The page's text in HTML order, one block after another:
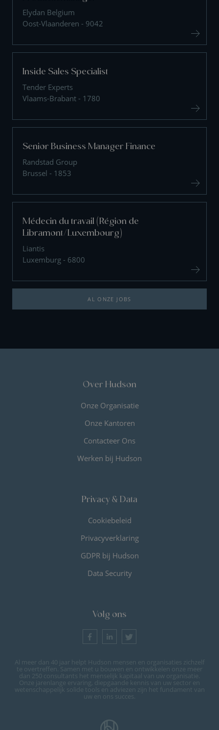
Elydan Belgium
Oost-Vlaanderen - 9042
Inside Sales Specialist
Tender Experts
Vlaams-Brabant - 1780
Senior Business Manager Finance
Randstad Group
Brussel - 1853
Médecin du travail (Région de
Libramont/Luxembourg)
Liantis
Luxemburg - 6800
AL ONZE JOBS
Over Hudson
Onze Organisatie
Onze Kantoren
Contacteer Ons
Werken bij Hudson
Privacy & Data
Cookiebeleid
Privacyverklaring
GDPR bij Hudson
Data Security
Volg ons
Al meer dan 40 jaar helpt Hudson mensen en organisaties zichzelf
te overtreffen. Samen met u bouwen en ontwikkelen onze meer
dan 250 consultants het menselijk kapitaal van uw organisatie.
Onze jarenlange ervaring, diepgaande kennis van uw sector en
wetenschappelijk solide tools en adviezen zijn het fundament van
uw en ons succes.